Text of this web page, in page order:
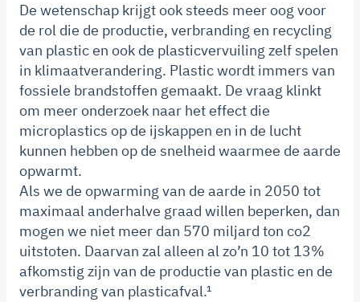
De wetenschap krijgt ook steeds meer oog voor
de rol die de productie, verbranding en recycling
van plastic en ook de plasticvervuiling zelf spelen
in klimaatverandering. Plastic wordt immers van
fossiele brandstoffen gemaakt. De vraag klinkt
om meer onderzoek naar het effect die
microplastics op de ijskappen en in de lucht
kunnen hebben op de snelheid waarmee de aarde
opwarmt.
Als we de opwarming van de aarde in 2050 tot
maximaal anderhalve graad willen beperken, dan
mogen we niet meer dan 570 miljard ton co2
uitstoten. Daarvan zal alleen al zo’n 10 tot 13%
afkomstig zijn van de productie van plastic en de
verbranding van plasticafval.¹